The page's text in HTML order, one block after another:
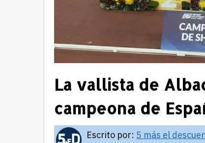
La vallista de
campeona de
Escrito por: 5 más el